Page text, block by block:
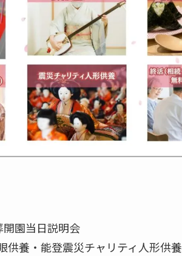
開園当日説明会
供養・能登震災チャリティ人形供養